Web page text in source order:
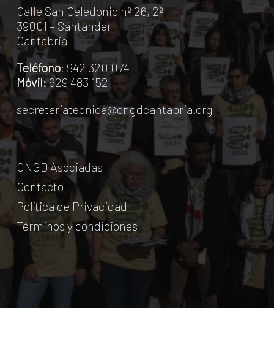
Calle San Celedonio nº 26, 2º
39001 – Santander
Cantabria
Teléfono: 942 320 074
Móvil:629 483 152
secretariatecnica@ongdcantabria.org
ONGD Asociadas
Contacto
Política de Privacidad
Términos y condiciones